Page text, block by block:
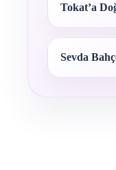
Tokat’a
Sevda